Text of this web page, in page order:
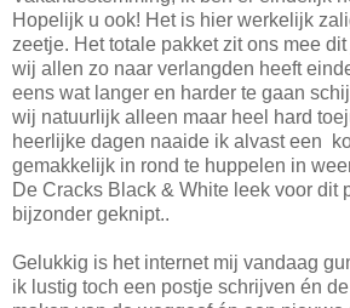
Hopelijk u ook! Het is hier werkelijk
zeetje. Het totale pakket zit ons mee
wij allen zo naar verlangden heeft
eens wat langer en harder te gaan
wij natuurlijk alleen maar heel hard
heerlijke dagen naaide ik alvast een
gemakkelijk in rond te huppelen in
De Cracks Black & White leek voor dit
bijzonder geknipt..
Gelukkig is het internet mij vandaag
ik lustig toch een postje schrijven én